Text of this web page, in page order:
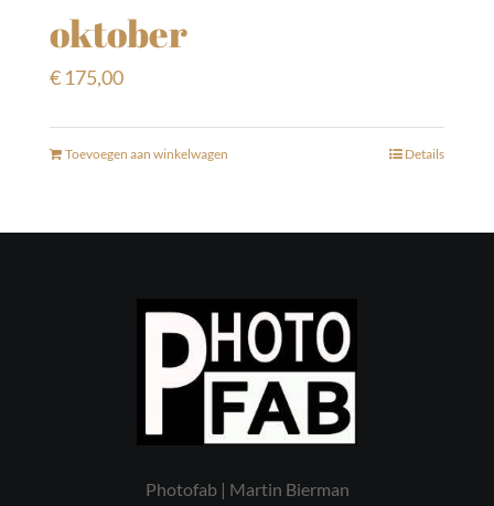
oktober
€ 175,00
Toevoegen aan winkelwagen Details
Photofab | Martin Bierman